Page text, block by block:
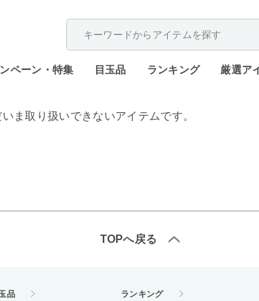
ペーン・特集 目玉品 ランキング 厳選ア
ま取り扱いできないアイテムです。
TOPへ戻る
品 ランキング